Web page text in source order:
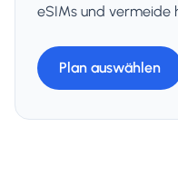
eSIMs und vermeide
Plan auswählen